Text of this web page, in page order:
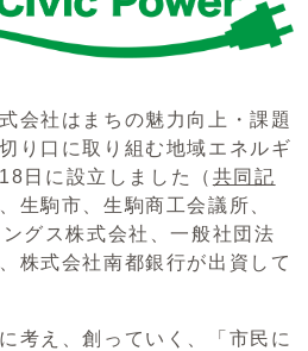
会社はまちの魅力向上・課題
り口に取り組む地域エネルギ
日に設立しました（ 共同記
生駒市、生駒商工会議所、
グス株式会社、一般社団法
株式会社南都銀行が出資して
考え、創っていく、「市民に